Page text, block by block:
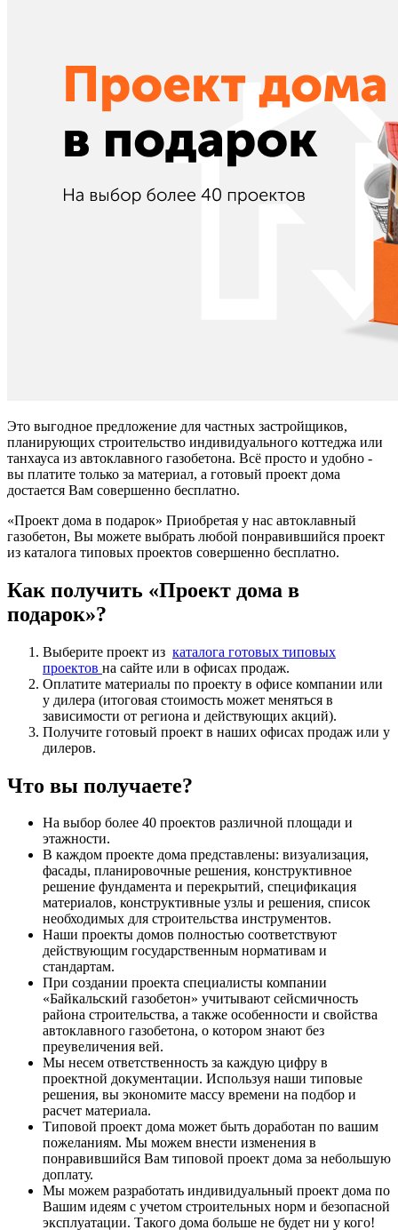
Это выгодное предложение для частных застройщиков,
планирующих строительство индивидуального коттеджа или
танхауса из автоклавного газобетона. Всё просто и удобно -
вы платите только за материал, а готовый проект дома
достается Вам совершенно бесплатно.
«Проект дома в подарок» Приобретая у нас автоклавный
газобетон, Вы можете выбрать любой понравившийся проект
из каталога типовых проектов совершенно бесплатно.
Как получить «Проект дома в
подарок»?
Выберите проект из каталога готовых типовых
проектов на сайте или в офисах продаж.
Оплатите материалы по проекту в офисе компании или
у дилера (итоговая стоимость может меняться в
зависимости от региона и действующих акций).
Получите готовый проект в наших офисах продаж или у
дилеров.
Что вы получаете?
Нa выбор более 40 проектов различной площади и
этажности.
В каждом проекте дома представлены: визуализация,
фасады, планировочные решения, конструктивное
решение фундамента и перекрытий, спецификация
материалов, конструктивные узлы и решения, список
необходимых для строительства инструментов.
Наши проекты домов полностью соответствуют
действующим государственным нормативам и
стандартам.
При создании проекта специалисты компании
«Байкальский газобетон» учитывают сейсмичность
района строительства, а также особенности и свойства
автоклавного газобетона, о котором знают без
преувеличения вей.
Мы несем ответственность за каждую цифру в
проектной документации. Используя наши типовые
решения, вы экономите массу времени на подбор и
расчет материала.
Типовой проект дома может быть доработан по вашим
пожеланиям. Мы можем внести изменения в
понравившийся Вам типовой проект дома за небольшую
доплату.
Мы можем разработать индивидуальный проект дома по
Вашим идеям с учетом строительных норм и безопасной
эксплуатации. Такого дома больше не будет ни у кого!